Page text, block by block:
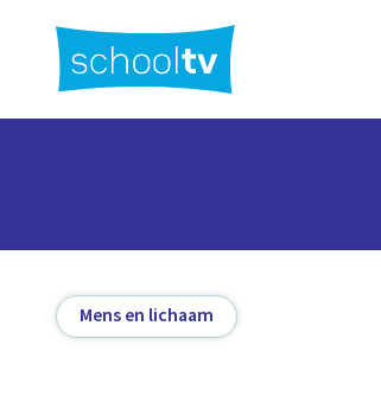
hoofdinhoud
Mens en lichaam